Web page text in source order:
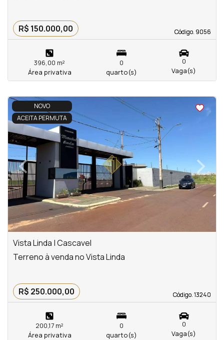
Código. 9056
Código. 9056
R$ 150.000,00
396,00 m²
Área privativa
0
quarto(s)
0
Vaga(s)
NOVO
ACEITA PERMUTA
‹Previous ›
Next
Vista Linda | Cascavel
Código. 13240
Código. 13240
Terreno à venda no Vista Linda
R$ 250.000,00
200,17 m²
Área privativa
0
quarto(s)
0
Vaga(s)